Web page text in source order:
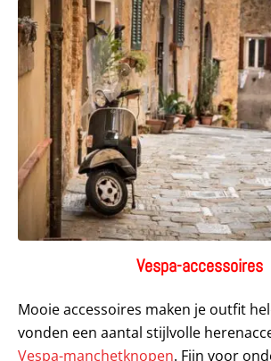
Vespa-accessoires
Mooie accessoires maken je outfit
vonden een aantal stijlvolle
Vespa-manchetknopen. Fijn voor